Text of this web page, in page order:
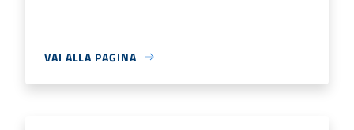
VAI ALLA PAGINA